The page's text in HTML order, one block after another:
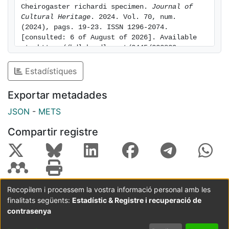
and weight hardly changed and porosity reduction
was observed without complete pore blockage. To
sum up, the treatment was effective and suitable for
carbonate fossil bones having a highly compatibility
with carbonate fossil bones substrates.
Cheirogaster richardi specimen. Journal of
Cultural Heritage . 2024. Vol. 70, num.
(2024), pags. 19-23. ISSN 1296-2074.
[consulted: 6 of August of 2026]. Available
at: https://hdl.handle.net/2445/223839
Estadístiques
Exportar metadades
JSON - METS
Compartir registre
Coordinació:CRAI UB Avís legal
Metadades
subjectes a:
Recopilem i processem la vostra informació personal amb les
finalitats següents: Estadístic & Registre i recuperació de
contrasenya